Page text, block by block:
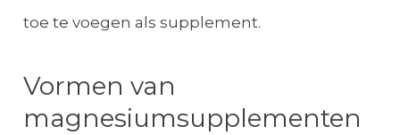
toe te voegen als supplement.
Vormen van
magnesiumsupplementen